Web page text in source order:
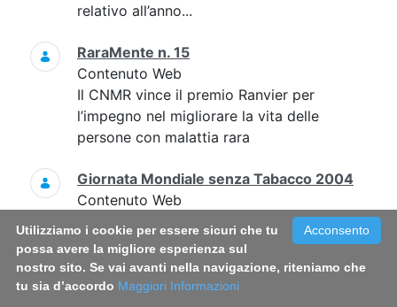
relativo all’anno...
RaraMente n. 15
Contenuto Web
Il CNMR vince il premio Ranvier per
l’impegno nel migliorare la vita delle
persone con malattia rara
Giornata Mondiale senza Tabacco 2004
Contenuto Web
Giornata Mondiale senza Tabacco 2004
FUMO NICOTINA
SIGARETTA
TABACCO
DANNI DA FUMO
Acconsento
Utilizziamo i cookie per essere sicuri che tu
possa avere la migliore esperienza sul
nostro sito. Se vai avanti nella navigazione, riteniamo che
tu sia d’accordo Maggiori Informazioni